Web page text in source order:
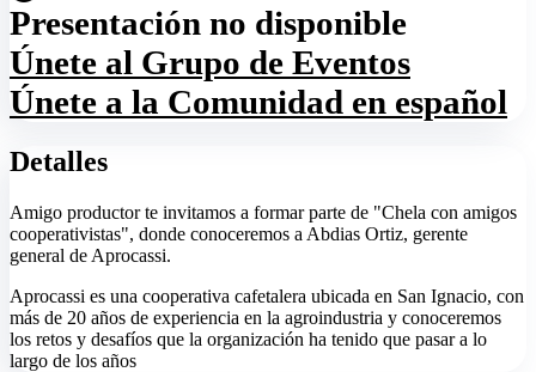
Presentación no disponible
Únete al Grupo de Eventos
Únete a la Comunidad en español
Detalles
Amigo productor te invitamos a formar parte de "Chela con amigos
cooperativistas", donde conoceremos a Abdias Ortiz, gerente
general de Aprocassi.
Aprocassi es una cooperativa cafetalera ubicada en San Ignacio, con
más de 20 años de experiencia en la agroindustria y conoceremos
los retos y desafíos que la organización ha tenido que pasar a lo
largo de los años